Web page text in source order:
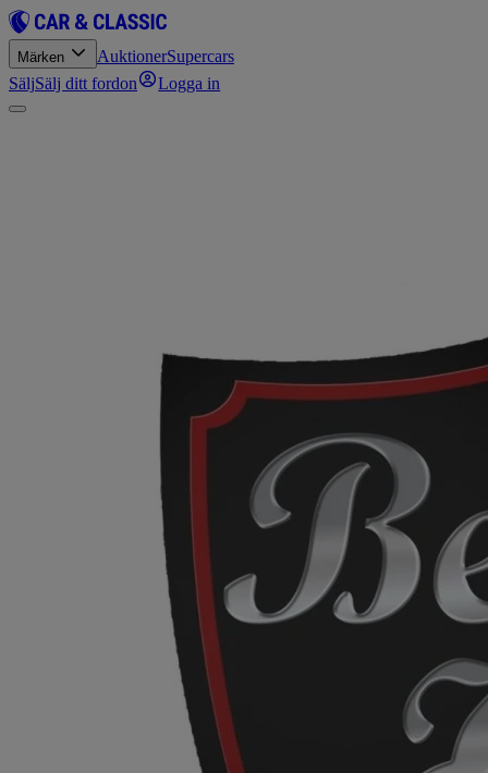
Märken AuktionerSupercars
SäljSälj ditt fordon Logga in